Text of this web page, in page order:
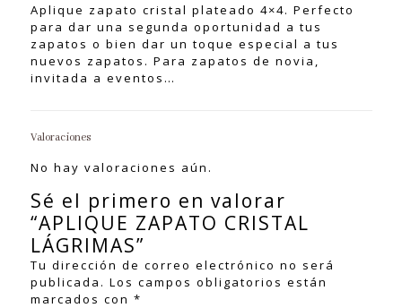
Aplique zapato cristal plateado 4×4. Perfecto
para dar una segunda oportunidad a tus
zapatos o bien dar un toque especial a tus
nuevos zapatos. Para zapatos de novia,
invitada a eventos…
Valoraciones
No hay valoraciones aún.
Sé el primero en valorar
“APLIQUE ZAPATO CRISTAL
LÁGRIMAS”
Tu dirección de correo electrónico no será
publicada. Los campos obligatorios están
marcados con *